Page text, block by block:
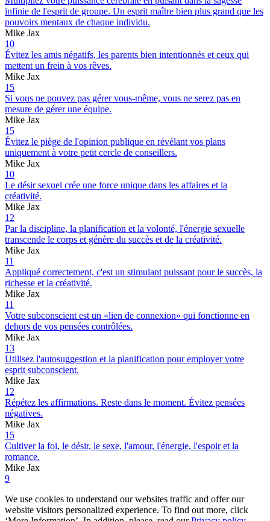
infinie de l'esprit de groupe. Un esprit maître bien plus grand que les
pouvoirs mentaux de chaque individu.
Mike Jax
10
Évitez les amis négatifs, les parents bien intentionnés et ceux qui
mettent un frein à vos rêves.
Mike Jax
15
Si vous ne pouvez pas gérer vous-même, vous ne serez pas en
mesure de gérer une équipe.
Mike Jax
15
Évitez le piège de l'opinion publique en révélant vos plans
uniquement à votre petit cercle de conseillers.
Mike Jax
10
Le désir sexuel crée une force unique dans les affaires et la
créativité.
Mike Jax
12
Par la discipline, la planification et la volonté, l'énergie sexuelle
transcende le corps et génère du succès et de la créativité.
Mike Jax
11
Appliqué correctement, c'est un stimulant puissant pour le succès, la
richesse et la créativité.
Mike Jax
11
Votre subconscient est un «lien de connexion» qui fonctionne en
dehors de vos pensées contrôlées.
Mike Jax
13
Utilisez l'autosuggestion et la planification pour employer votre
esprit subconscient.
Mike Jax
12
Répétez les affirmations. Reste dans le moment. Évitez pensées
négatives.
Mike Jax
15
Cultiver la foi, le désir, le sexe, l'amour, l'énergie, l'espoir et la
romance.
Mike Jax
9
We use cookies to understand our websites traffic and offer our
website visitors personalized experience. To find out more, click